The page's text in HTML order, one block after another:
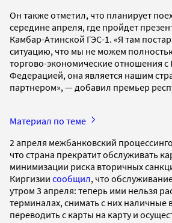
Он также отметил, что планирует
середине апреля, где пройдет
Камбар-Атинской ГЭС-1. «Я там
ситуацию, что мы не можем
торгово-экономические отношения с
Федерацией, она является нашим
партнером», — добавил премьер
Материал по теме
2 апреля межбанковский
что страна прекратит обслуживать
минимизации риска вторичных
Киргизии сообщил, что
утром 3 апреля: теперь ими нельзя
терминалах, снимать с них наличные
переводить с карты на карту и